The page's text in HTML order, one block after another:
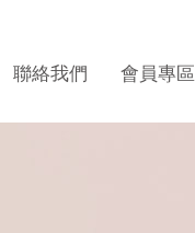
聯絡我們 會員專區